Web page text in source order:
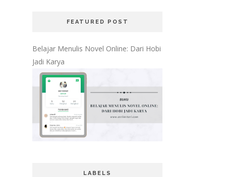
FEATURED POST
Belajar Menulis Novel Online: Dari Hobi
Jadi Karya
LABELS